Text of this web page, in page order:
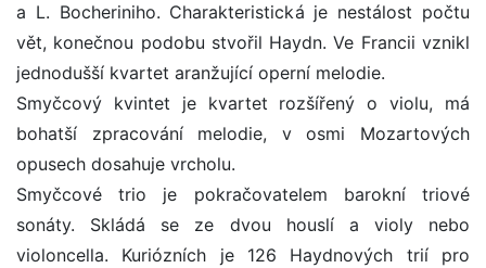
a L. Bocheriniho. Charakteristická je nestálost počtu
vět, konečnou podobu stvořil Haydn. Ve Francii vznikl
jednodušší kvartet aranžující operní melodie.
Smyčcový kvintet je kvartet rozšířený o violu, má
bohatší zpracování melodie, v osmi Mozartových
opusech dosahuje vrcholu.
Smyčcové trio je pokračovatelem barokní triové
sonáty. Skládá se ze dvou houslí a violy nebo
violoncella. Kuriózních je 126 Haydnových trií pro